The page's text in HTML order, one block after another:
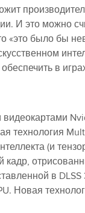
И это можно
«это было бы
в
технология
(и
кадр,
в
Новая